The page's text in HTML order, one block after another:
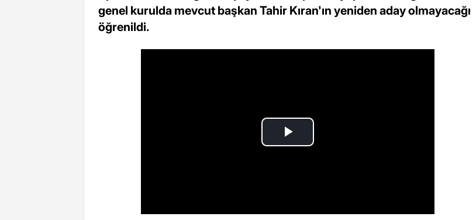
genel kurulda mevcut başkan Tahir Kıran'ın yeniden aday olmayacağı
öğrenildi.